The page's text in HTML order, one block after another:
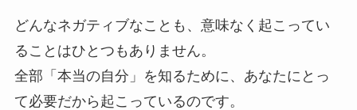
どんなネガティブなことも、意味なく起こってい
ることはひとつもありません。⁡
全部「本当の自分」を知るために、あなたにとっ
て必要だから起こっているのです。⁡